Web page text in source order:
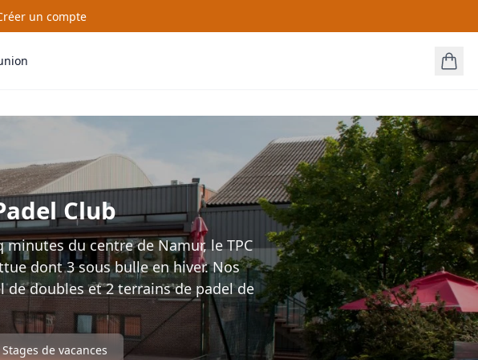
un compte
Club
du centre de Namur, le TPC
dont 3 sous bulle en hiver. Nos
doubles et 2 terrains de padel de
Stages de vacances